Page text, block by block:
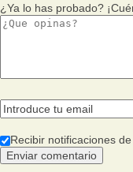
¿Ya lo has probado?
Recibir notificaciones